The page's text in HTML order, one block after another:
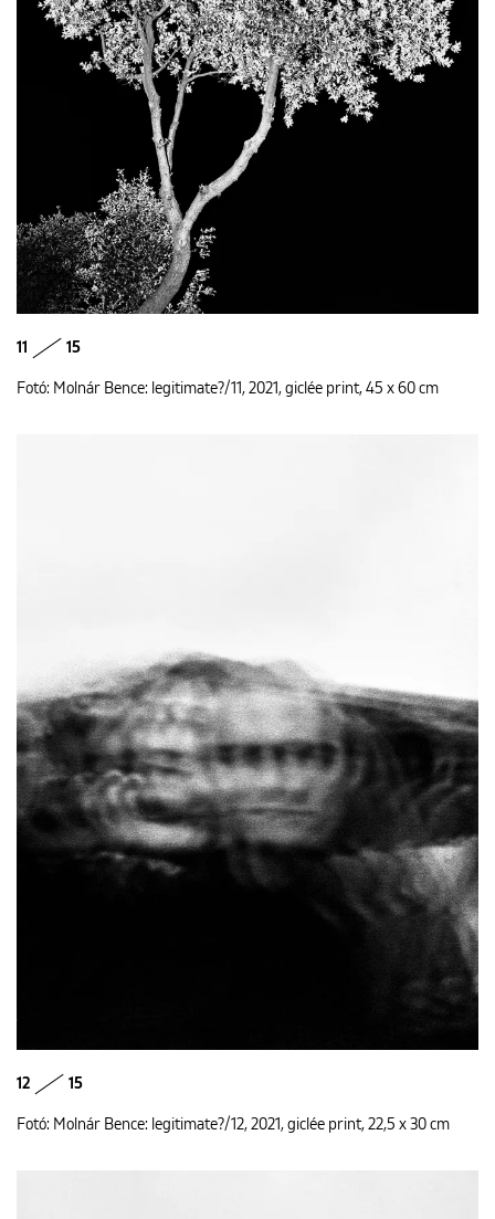
11 15
Fotó: Molnár Bence: legitimate?/11, 2021, giclée print, 45 x 60 cm
12 15
Fotó: Molnár Bence: legitimate?/12, 2021, giclée print, 22,5 x 30 cm